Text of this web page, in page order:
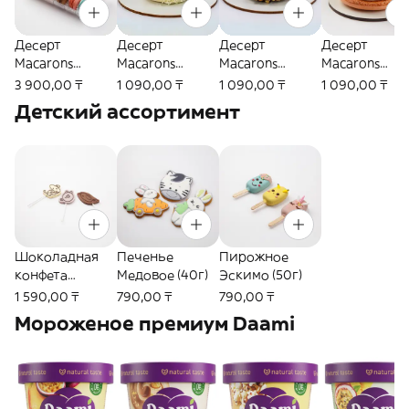
Десерт
Macarons
Ассорти (150г)
3 900,00 ₸
Десерт
Macarons
Raffaello Big
1 090,00 ₸
Десерт
Macarons
Snickers Big (55г)
1 090,00 ₸
Десерт
Macarons
маракуйя Big
1 090,00 ₸
Детский ассортимент
Шоколадная
конфета
Шокочупс (35г)
1 590,00 ₸
Печенье
Медовое (40г)
790,00 ₸
Пирожное
Эскимо (50г)
790,00 ₸
Мороженое премиум Daami